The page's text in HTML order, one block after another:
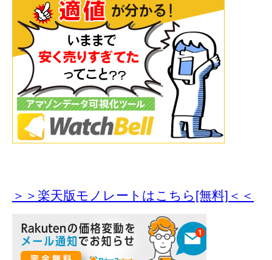
＞＞楽天版モノレートはこちら[無料]＜＜